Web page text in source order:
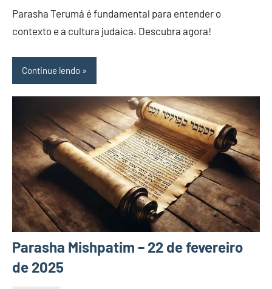
Parasha Terumá é fundamental para entender o
contexto e a cultura judaica. Descubra agora!
Continue lendo
Parasha Mishpatim – 22 de fevereiro
de 2025